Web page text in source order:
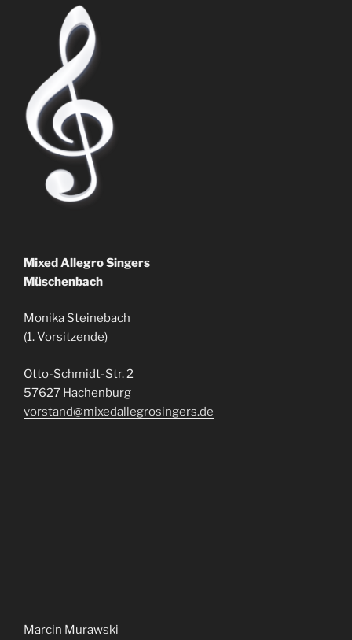
Mixed Allegro Singers
Müschenbach
Monika Steinebach
(1. Vorsitzende)
Otto-Schmidt-Str. 2
57627 Hachenburg
vorstand@mixedallegrosingers.de
Marcin Murawski